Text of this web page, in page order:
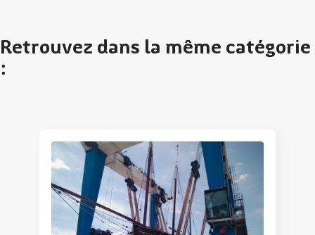
Retrouvez dans la même catégorie
: